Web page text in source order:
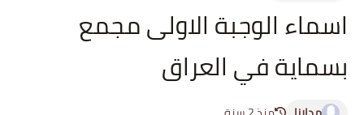
اسماء الوجبة الاولى مجمع
بسماية في العراق